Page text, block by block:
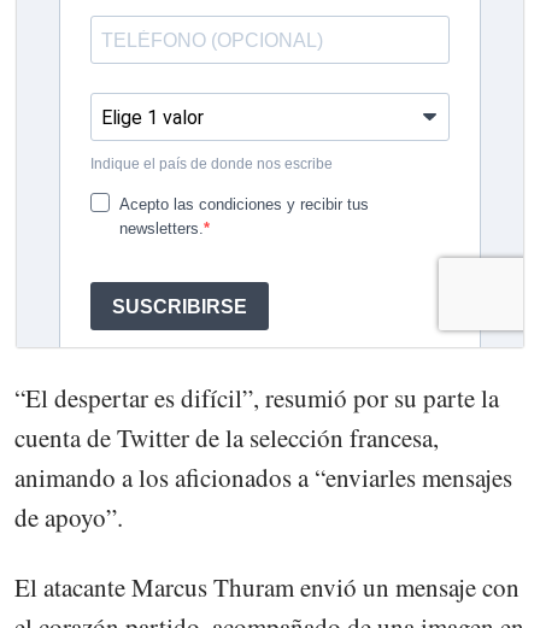
“El despertar es difícil”, resumió por su parte la
cuenta de Twitter de la selección francesa,
animando a los aficionados a “enviarles mensajes
de apoyo”.
El atacante Marcus Thuram envió un mensaje con